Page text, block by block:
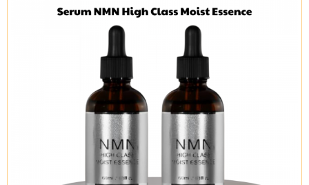
xứ thương hiệu:Nhật Bản Thương hiệu:Keana
Sản xuất tại: Nhật Bản